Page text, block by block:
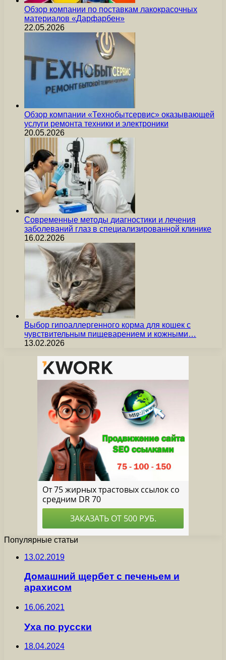
Обзор компании по поставкам лакокрасочных
материалов «Дарфарбен»
22.05.2026
Обзор компании «Технобытсервис» оказывающей
услуги ремонта техники и электроники
20.05.2026
Современные методы диагностики и лечения
заболеваний глаз в специализированной клинике
16.02.2026
Выбор гипоаллергенного корма для кошек с
чувствительным пищеварением и кожными…
13.02.2026
Популярные статьи
13.02.2019
Домашний щербет с печеньем и
арахисом
16.06.2021
Уха по русски
18.04.2024